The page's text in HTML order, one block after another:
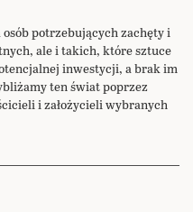
potrzebujących zachęty i
ale i takich, które sztuce
inwestycji, a brak im
ten świat poprzez
i założycieli wybranych